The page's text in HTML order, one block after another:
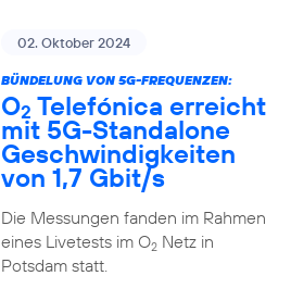
02. Oktober 2024
BÜNDELUNG VON 5G-FREQUENZEN:
O2 Telefónica erreicht
mit 5G-Standalone
Geschwindigkeiten
von 1,7 Gbit/s
Die Messungen fanden im Rahmen
eines Livetests im O2Netz in
Potsdam statt.